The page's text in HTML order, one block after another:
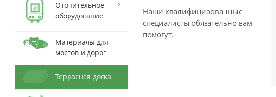
Наши квалифицированные
специалисты обязательно вам
помогут.
Отопительное
оборудование
Материалы для
мостов и дорог
Террасная доска